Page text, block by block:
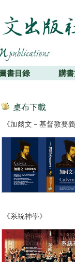
圖書目錄 購
桌布下載
《加爾文－基督教要
《系統神學》